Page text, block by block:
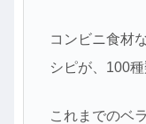
コンビニ食材
シピが、100
これまでのベ